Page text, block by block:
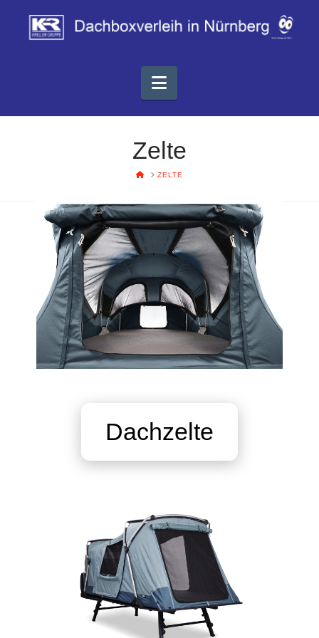
Kreller-
Gruppe
-
Dachboxverleih
in
Nürnberg
Navigation
Zelte
HOMEZELTE
Dachzelte